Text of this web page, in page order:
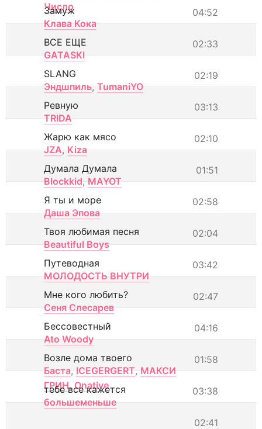
Число
04:52
Замуж
Клава Кока
02:33
ВСЕ ЕЩЕ
GATASKI
02:19
SLANG
Эндшпиль, TumaniYO
03:13
Ревную
TRIDA
02:10
Жарю как мясо
JZA, Kiza
01:51
Думала Думала
Blockkid, MAYOT
02:58
Я ты и море
Даша Эпова
02:04
Твоя любимая песня
Beautiful Boys
03:42
Путеводная
МОЛОДОСТЬ ВНУТРИ
02:47
Мне кого любить?
Сеня Слесарев
04:16
Бессовестный
Ato Woody
01:58
Возле дома твоего
Баста, ICEGERGERT, МАКСИ
ГРИН, Onative 03:38
тебе все кажется
большеменьше
02:41